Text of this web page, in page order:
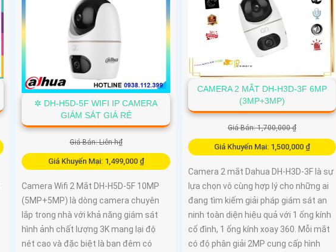
✲ DH-H5D-5F WIFI IP CAMERA
GIÁM SÁT GIÁ RẺ
Giá Bán: Liên h₫
Giá Khuyến Mại: 1,499,000 ₫
Camera Wifi 2 Mắt DH-H5D-5F 10MP
(5MP+5MP) là dòng camera chuyên
lắp trong nhà với khả năng giám sát
hình ảnh chất lượng 3K mang lại độ
nét cao và đặc biệt là ban đêm có
CAMERA 2 MẮT DH-H3D-3F 6MP
(3MP+3MP)
Giá Bán: 1,700,000 ₫
Giá Khuyến Mại: 1,500,000 ₫
Camera 2 mắt Dahua DH-H3D-3F là sự
lựa chọn vô cùng hợp lý cho những ai
đang tìm kiếm giải pháp giám sát an
ninh toàn diện hiệu quả với 1 ống kính
cố đình, 1 ống kính xoay 360. Mỗi mắt
có độ phân giải 2MP cung cấp hình